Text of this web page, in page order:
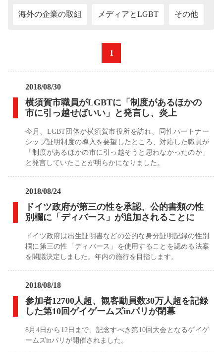
海外の企業の取組 メディアとLGBT その他
1
2018/08/30
横須賀市職員がLGBTに「制度があるほかの
市に引っ越せばいい」と発言し、炎上
今月、LGBT団体が横須賀市役所を訪れ、同性パートナー
シップ証明制度の導入を要望したところ、対応した職員が
「制度があるほかの市に引っ越そうと思わなかったのか」
と発言していたことが明らかになりました。
2018/08/24
ドイツ政府が第三の性を承認、公的書類の性
別欄に「ディバース」が追加されることに
ドイツ政府は出生証明書などの公的な身分証明記録の性別
欄に第三の性「ディバース」を使用することを認める法案
を閣議決定しました。年内の施行を目指します。
2018/08/18
参加者12700人超、観客動員数30万人超を記録
した第10回ゲイゲームズinパリが閉幕
8月4日から12日まで、記念すべき第10回大会となるゲイゲ
ームズinパリが開催されました。